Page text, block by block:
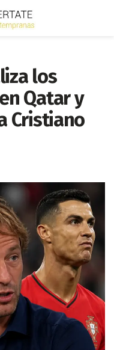
los
Qatar y
Cristiano